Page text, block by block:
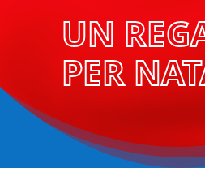
UN
PER